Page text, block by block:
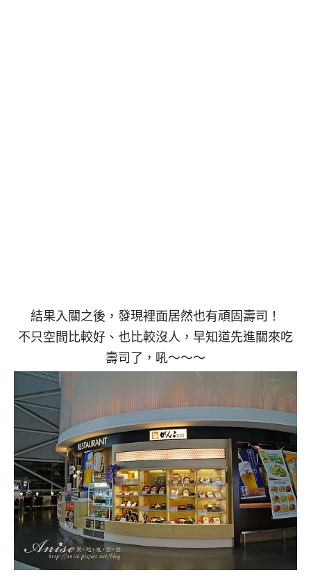
結果入關之後，發現裡面居然也有頑固壽司！
不只空間比較好、也比較沒人，早知道先進關來吃
壽司了，吼～～～